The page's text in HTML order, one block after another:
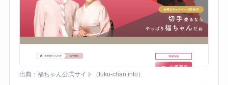
出典：福ちゃん公式サイト（fuku-chan.info）